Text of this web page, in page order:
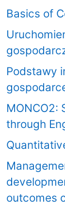
Basics of
Podstawy
MONCO2:
through
outcomes